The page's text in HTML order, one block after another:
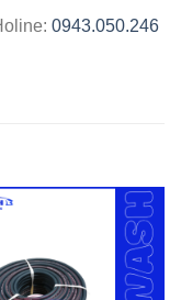
0943.050.246